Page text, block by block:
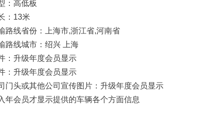
：高低板
：13米
路线省份：上海市,浙江省,河南省
路线城市：绍兴 上海
：升级年度会员显示
：升级年度会员显示
门头或其他公司宣传图片：升级年度会员显示
年会员才显示提供的车辆各个方面信息